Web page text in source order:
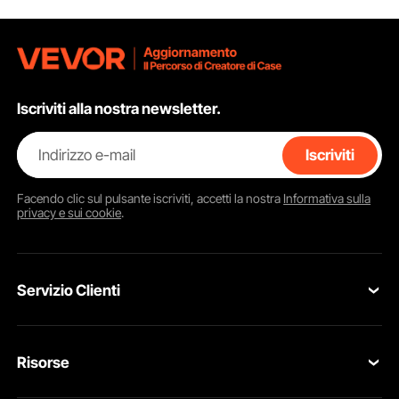
Iscriviti alla nostra newsletter.
Indirizzo e-mail Iscriviti
Facendo clic sul pulsanteiscriviti, accetti la nostra Informativa sulla
privacy e sui cookie.
Servizio Clienti
Resi & Cambi
Risorse